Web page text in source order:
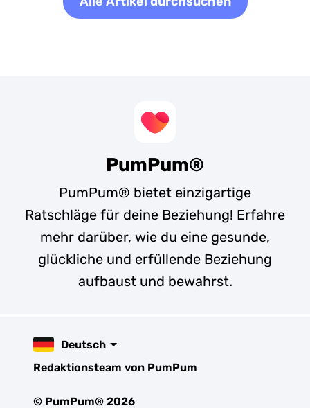
PumPum®
PumPum® bietet einzigartige
Ratschläge für deine Beziehung! Erfahre
mehr darüber, wie du eine gesunde,
glückliche und erfüllende Beziehung
aufbaust und bewahrst.
Deutsch
Redaktionsteam von PumPum
© PumPum® 2026